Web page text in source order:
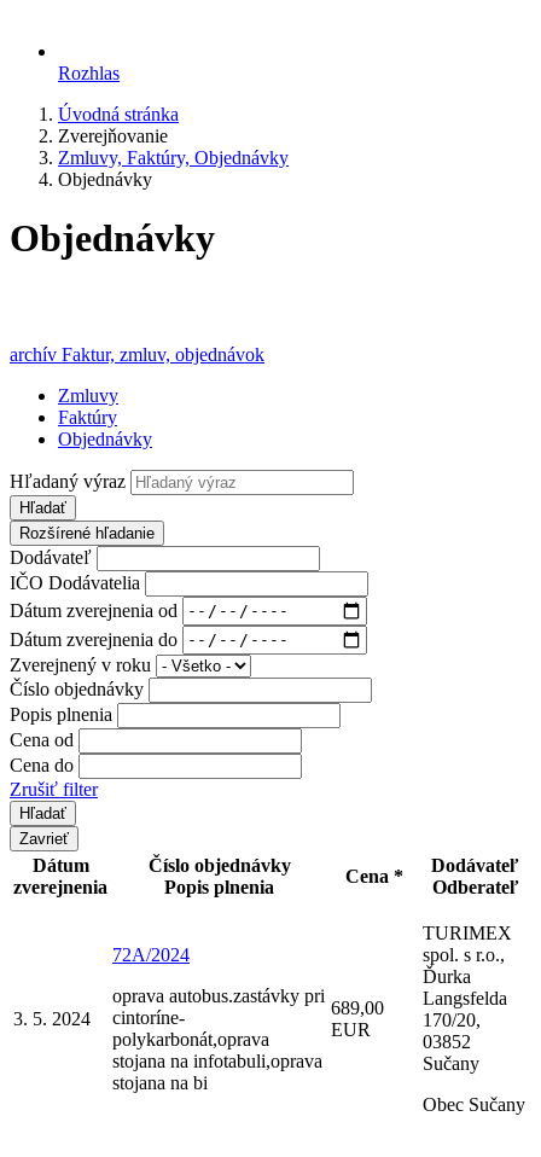
Rozhlas
Úvodná stránka
Zverejňovanie
Zmluvy, Faktúry, Objednávky
Objednávky
Objednávky
archív Faktur, zmluv, objednávok
Zmluvy
Faktúry
Objednávky
Hľadaný výraz
Hľadať
Rozšírené hľadanie
Dodávateľ
IČO Dodávatelia
Dátum zverejnenia od
Dátum zverejnenia do
Zverejnený v roku
Číslo objednávky
Popis plnenia
Cena od
Cena do
Zrušiť filter
Zavrieť
Dátum
zverejnenia
Číslo objednávky
Popis plnenia
Cena *
Dodávateľ
Odberateľ
3. 5. 2024
72A/2024
oprava autobus.zastávky pri
cintoríne-
polykarbonát,oprava
stojana na infotabuli,oprava
stojana na bi
689,00
EUR
TURIMEX
spol. s r.o.,
Ďurka
Langsfelda
170/20,
03852
Sučany
Obec Sučany